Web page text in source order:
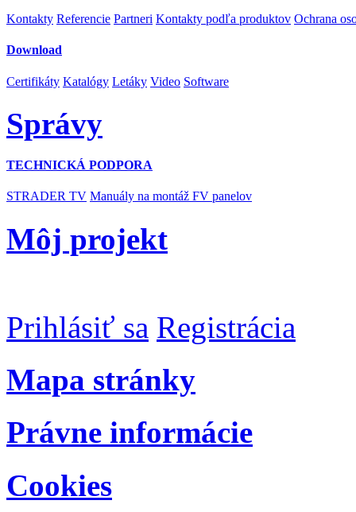
Kontakty Referencie Partneri Kontakty podľa produktov Ochrana
Download
Certifikáty Katalógy Letáky Video Software
Správy
TECHNICKÁ PODPORA
STRADER TV Manuály na montáž FV panelov
Môj projekt
Prihlásiť sa Registrácia
Mapa stránky
Právne informácie
Cookies